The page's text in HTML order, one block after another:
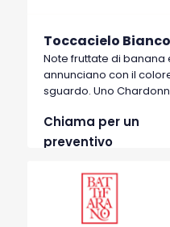
Toccacielo Bianco
Note fruttate di banana
annunciano con il
sguardo. Uno
Toccacielo che
Battifarano prima di
dal buon grado
alla buona cucina
Chiama per un
preventivo